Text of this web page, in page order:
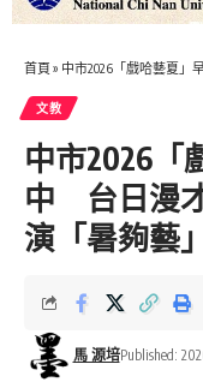
首頁 » 中市2026「戲哈藝夏」早
文教
中市2026「
中 台日漫
演「暑夠藝
馬 源培Published: